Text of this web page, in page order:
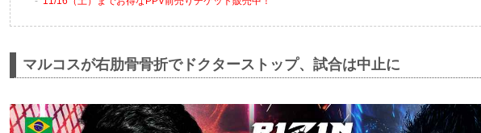
マルコスが右肋骨骨折でドクターストップ、試合は中止に